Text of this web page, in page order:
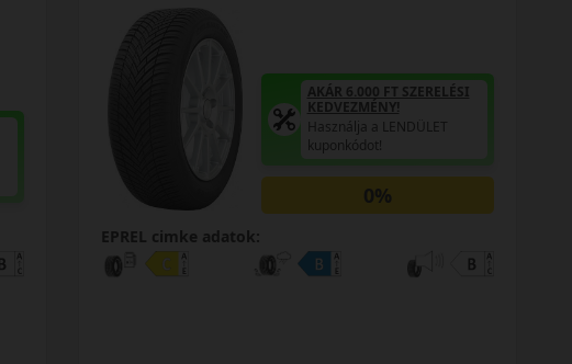
AKÁR 6.000 FT SZERELÉSI
KEDVEZMÉNY!
Használja a LENDÜLET
kuponkódot!
0%
EPREL cimke adatok: